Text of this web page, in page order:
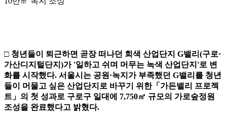
□ 청년들이 퇴근하면 곧장 떠나던 회색 산업단지 G밸리 (구로·
가산디지털단지 )가 '일하고 쉬며 머무는 녹색 산업단지 '로 변
화를 시작했다. 서울시는 공원 ·녹지가 부족했던 G밸리를 청년
들이 머물고 싶은 산업단지로 바꾸기 위한「 가든밸리 프로젝
트 」 의 첫 성과로 구로구 일대에 7,750㎡ 규모의 가로숲정원
조성을 완료했다고 밝혔다.